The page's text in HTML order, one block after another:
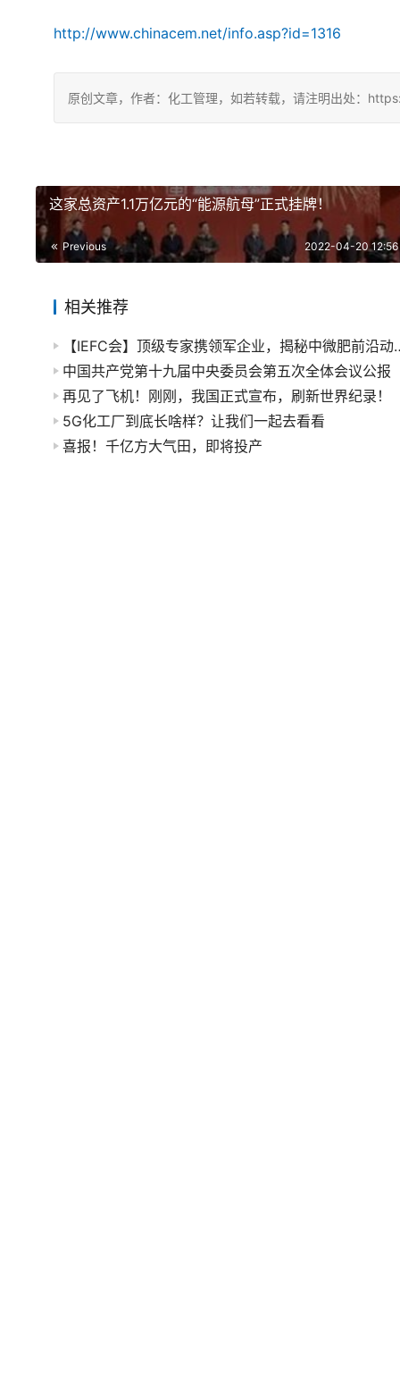
http://www.chinacem.net/info.asp?id=1316
原创文章，作者：化工管理，如若转载，请注明出处：
这家总资产1.1万亿元的“能源航母”正式挂牌！
Previous 2022-04-20 12:56
相关推荐
【IEFC会】顶级专
中国共产党第十九届中央委员会第五次全体会议公报
再见了飞机！刚刚，我国正式宣布，刷新世界纪录！
5G化工厂到底长啥样？让我们一起去看看
喜报！千亿方大气田，即将投产